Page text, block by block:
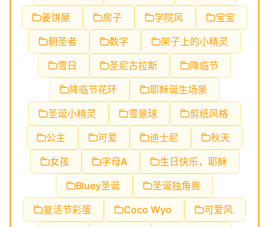
姜饼屋
房子 学院风
宝宝
朝圣者
数字
架子上的小精灵
雪日
圣尼古拉斯
降临节
降临节花环
耶稣诞生场景
圣诞小精灵
雪景球
剪纸风格
公主
可爱 迪士尼
秋天
女孩
字母A
生日快乐，耶稣
Bluey圣诞
圣诞独角兽
复活节彩蛋
Coco Wyo
可爱风